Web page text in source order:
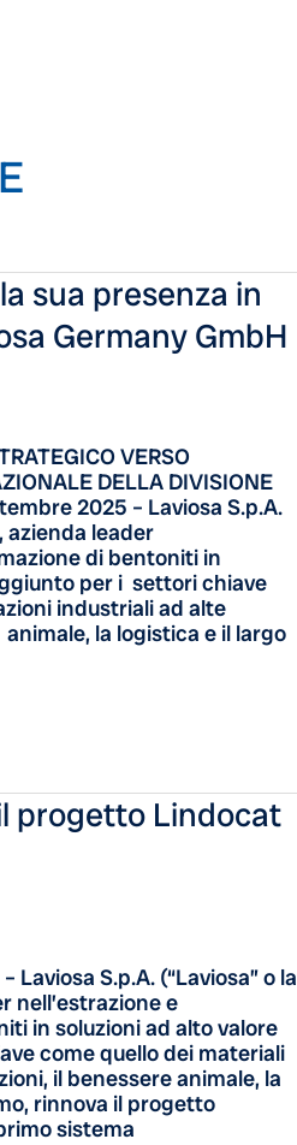
sua presenza in
Germany GmbH
VERSO
DELLA DIVISIONE
2025 – Laviosa S.p.A.
azienda leader
di bentoniti in
per i settori chiave
industriali ad alte
la logistica e il largo
progetto Lindocat
Laviosa S.p.A. (“Laviosa” o la
nell’estrazione e
in soluzioni ad alto valore
come quello dei materiali
il benessere animale, la
rinnova il progetto
sistema